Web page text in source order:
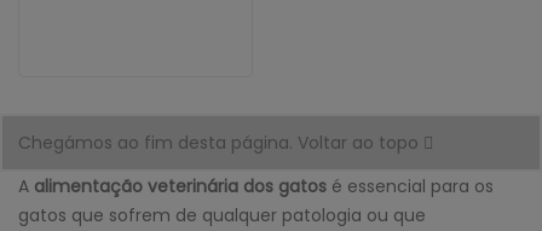
Chegámos ao fim desta página. Voltar ao topo
A alimentação veterinária dos gatos é essencial para os
gatos que sofrem de qualquer patologia ou que